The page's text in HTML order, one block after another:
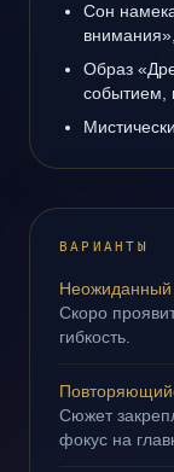
Сон
Образ
событием,
ВАРИАНТЫ
Неожиданный
Скоро
гибкость.
Сюжет
фокус на